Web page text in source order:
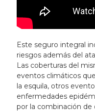
Este seguro integral
riesgos además del
Las coberturas del
eventos climáticos
la esquila, otros
enfermedades
por la combinación